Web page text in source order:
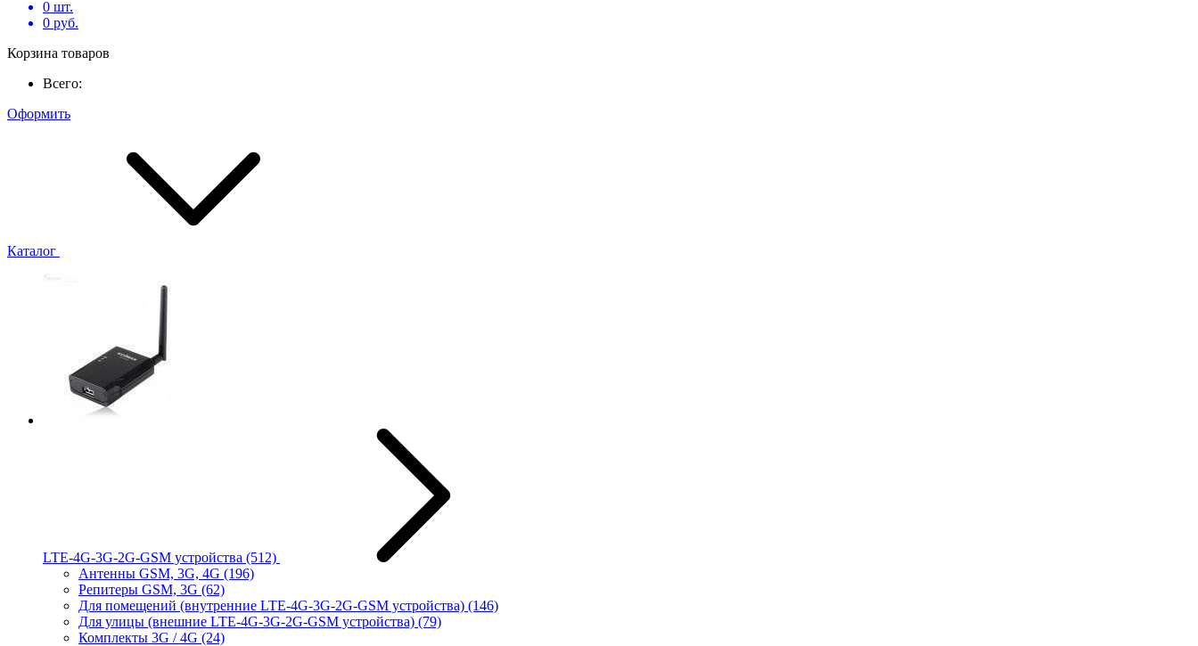
0 шт.
0 руб.
Корзина товаров
Всего:
Оформить
Каталог
LTE-4G-3G-2G-GSM устройства (512)
Антенны GSM, 3G, 4G (196)
Репитеры GSM, 3G (62)
Для помещений (внутренние LTE-4G-3G-2G-GSM устройства) (146)
Для улицы (внешние LTE-4G-3G-2G-GSM устройства) (79)
Комплекты 3G / 4G (24)